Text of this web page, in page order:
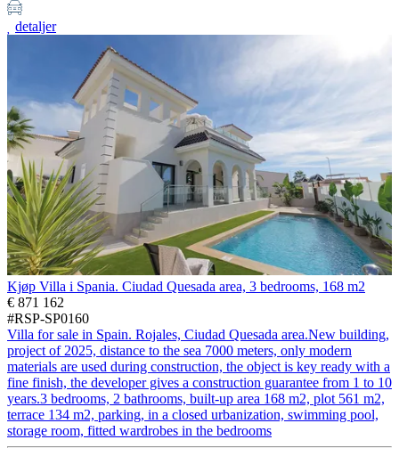
detaljer
Kjøp Villa i Spania. Ciudad Quesada area, 3 bedrooms, 168 m2
€ 871 162
#RSP-SP0160
Villa for sale in Spain. Rojales, Ciudad Quesada area.New building,
project of 2025, distance to the sea 7000 meters, only modern
materials are used during construction, the object is key ready with a
fine finish, the developer gives a construction guarantee from 1 to 10
years.3 bedrooms, 2 bathrooms, built-up area 168 m2, plot 561 m2,
terrace 134 m2, parking, in a closed urbanization, swimming pool,
storage room, fitted wardrobes in the bedrooms